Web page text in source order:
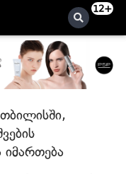
12+